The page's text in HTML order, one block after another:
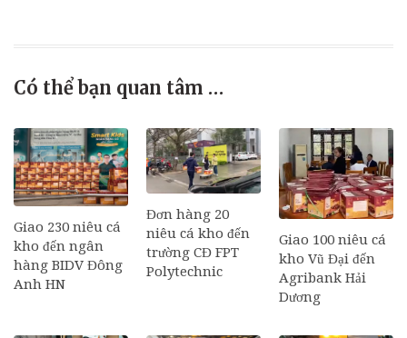
Có thể bạn quan tâm …
Giao 230 niêu cá
kho đến ngân
hàng BIDV Đông
Anh HN
Đơn hàng 20
niêu cá kho đến
trường CĐ FPT
Polytechnic
Giao 100 niêu cá
kho Vũ Đại đến
Agribank Hải
Dương